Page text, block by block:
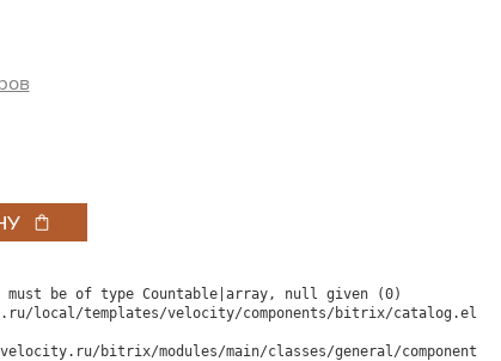
must be of type Countable|array, null given (0)
local/templates/velocity/components/bitrix/